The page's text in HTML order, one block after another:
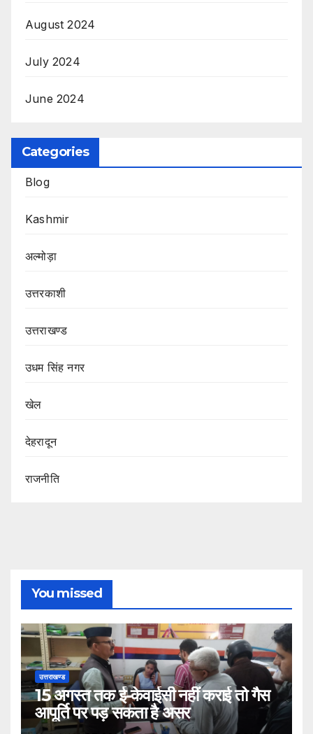
August 2024
July 2024
June 2024
Categories
Blog
Kashmir
अल्मोड़ा
उत्तरकाशी
उत्तराखण्ड
उधम सिंह नगर
खेल
देहरादून
राजनीति
You missed
उत्तराखण्ड
15 अगस्त तक ई-केवाईसी नहीं कराई तो गैस
आपूर्ति पर पड़ सकता है असर